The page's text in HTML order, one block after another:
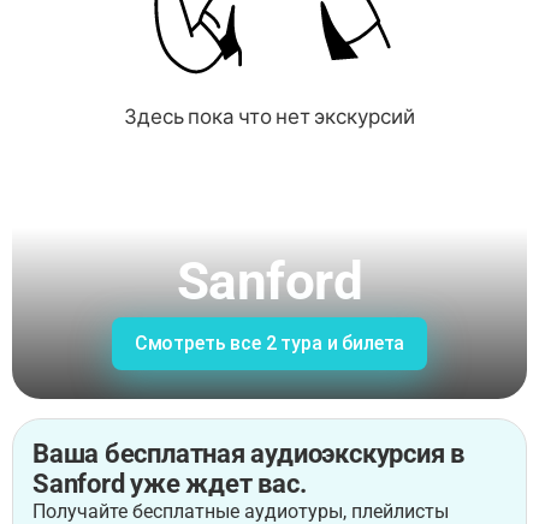
Здесь пока что нет экскурсий
Sanford
Смотреть все 2 тура и билета
Ваша бесплатная аудиоэкскурсия в
Sanford уже ждет вас.
Получайте бесплатные аудиотуры, плейлисты